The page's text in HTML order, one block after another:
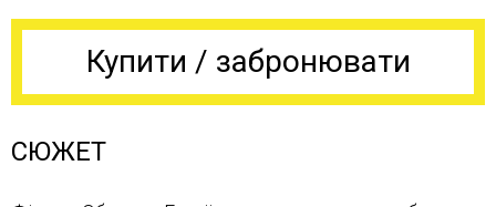
Купити / забронювати
СЮЖЕТ